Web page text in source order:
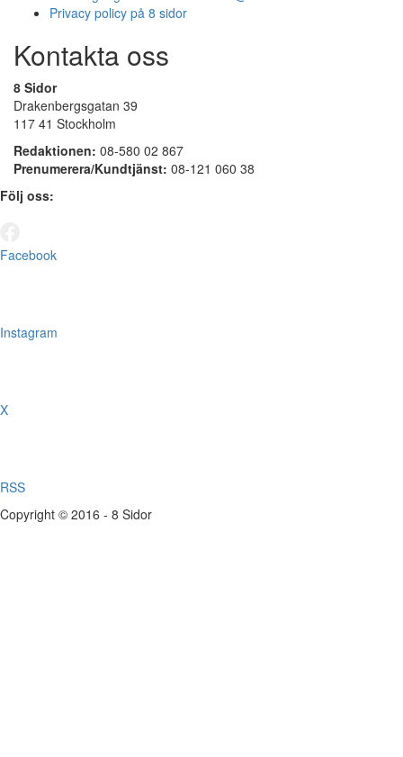
Privacy policy på 8 sidor
Kontakta oss
8 Sidor
Drakenbergsgatan 39
117 41 Stockholm
Redaktionen: 08-580 02 867
Prenumerera/Kundtjänst: 08-121 060 38
Följ oss:
Facebook
Instagram
X
RSS
Copyright © 2016 - 8 Sidor